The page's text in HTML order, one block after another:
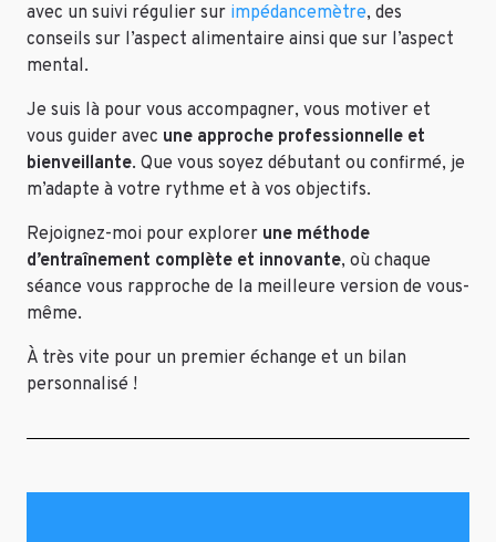
avec un suivi régulier sur impédancemètre, des
conseils sur l’aspect alimentaire ainsi que sur l’aspect
mental.
Je suis là pour vous accompagner, vous motiver et
vous guider avec une approche professionnelle et
bienveillante. Que vous soyez débutant ou confirmé, je
m’adapte à votre rythme et à vos objectifs.
Rejoignez-moi pour explorer une méthode
d’entraînement complète et innovante, où chaque
séance vous rapproche de la meilleure version de vous-
même.
À très vite pour un premier échange et un bilan
personnalisé !